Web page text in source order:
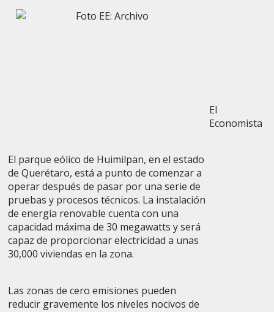
El parque eólico de Huimilpan, en el estado
de Querétaro, está a punto de comenzar a
operar después de pasar por una serie de
pruebas y procesos técnicos. La instalación
de energía renovable cuenta con una
capacidad máxima de 30 megawatts y será
capaz de proporcionar electricidad a unas
30,000 viviendas en la zona.
El
Economista
Las zonas de cero emisiones pueden
reducir gravemente los niveles nocivos de